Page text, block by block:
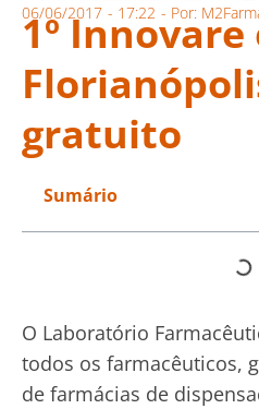
06/06/2017 - 17:22 - Por:
1º Innovare
gratuito
Sumário
O Laboratório
todos os farmacêuticos,
de farmácias de